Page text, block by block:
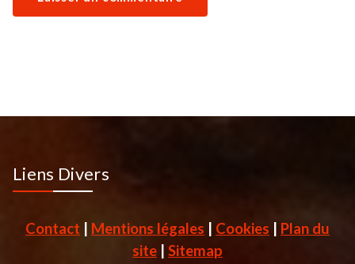
Liens Divers
Contact Mentions légales Cookies
Plan du
site
Sitemap